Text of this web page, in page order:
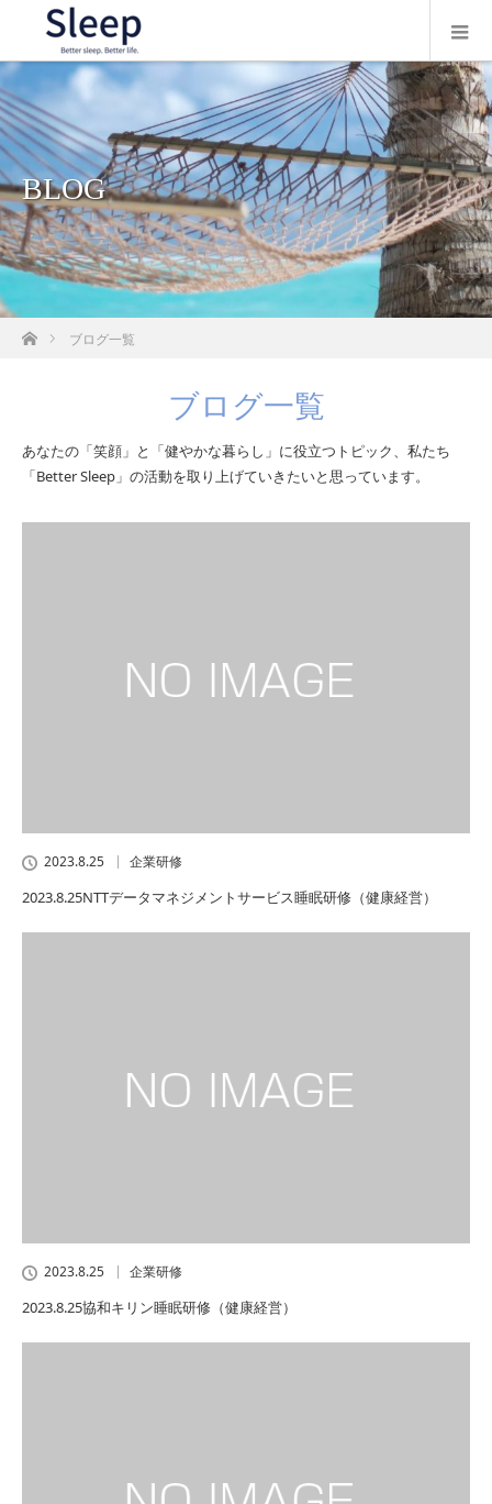
BLOG
ホームブログ一覧
ブログ一覧
あなたの「笑顔」と「健やかな暮らし」に役立つトピック、私たち
「Better Sleep」の活動を取り上げていきたいと思っています。
2023.8.25 企業研修
2023.8.25NTTデータマネジメントサービス睡眠研修（健康経営）
2023.8.25 企業研修
2023.8.25協和キリン睡眠研修（健康経営）